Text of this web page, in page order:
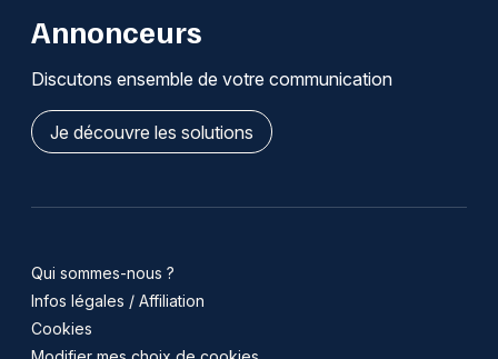
Annonceurs
Discutons ensemble de votre communication
Je découvre les solutions
Qui sommes-nous ?
Infos légales / Affiliation
Cookies